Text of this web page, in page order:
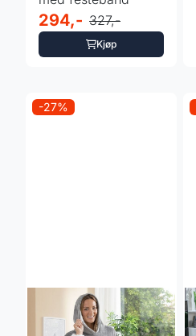
294,- 327,-
Kjøp
-27%